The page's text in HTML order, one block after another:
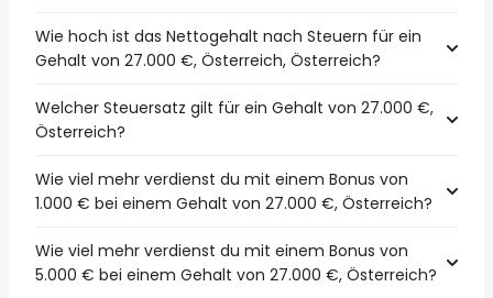
Wie hoch ist das Nettogehalt nach Steuern für ein
Gehalt von 27.000 €, Österreich, Österreich?
Welcher Steuersatz gilt für ein Gehalt von 27.000 €,
Österreich?
Wie viel mehr verdienst du mit einem Bonus von
1.000 € bei einem Gehalt von 27.000 €, Österreich?
Wie viel mehr verdienst du mit einem Bonus von
5.000 € bei einem Gehalt von 27.000 €, Österreich?